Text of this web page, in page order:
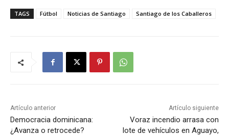
TAGS Fútbol Noticias de Santiago Santiago de los Caballeros
Artículo anterior
Democracia dominicana:
¿Avanza o retrocede?
Artículo siguiente
Voraz incendio arrasa con
lote de vehículos en Aguayo,